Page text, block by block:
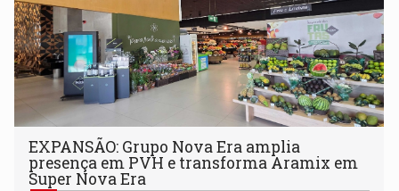
EXPANSÃO: Grupo Nova Era amplia
presença em PVH e transforma Aramix em
Super Nova Era